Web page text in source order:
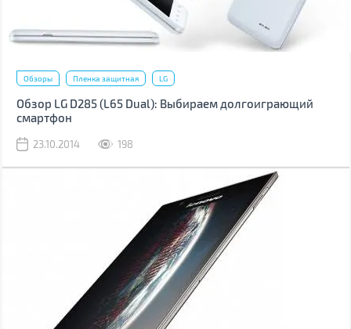
Обзоры Пленка защитная LG
Обзор LG D285 (L65 Dual): Выбираем долгоиграющий
смартфон
23.10.2014 198